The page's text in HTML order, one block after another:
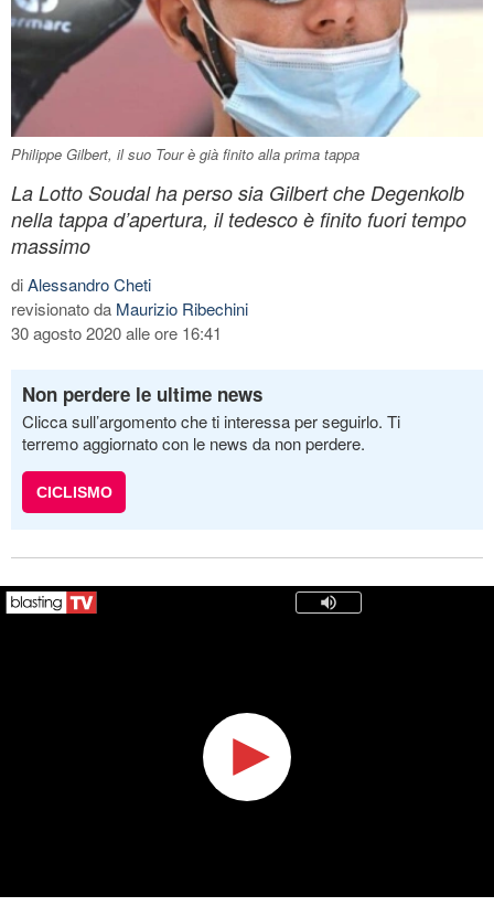
Philippe Gilbert, il suo Tour è già finito alla prima tappa
La Lotto Soudal ha perso sia Gilbert che Degenkolb
nella tappa d’apertura, il tedesco è finito fuori tempo
massimo
diAlessandro Cheti
revisionato da Maurizio Ribechini
30 agosto 2020 alle ore 16:41
Non perdere le ultime news
Clicca sull’argomento che ti interessa per seguirlo. Ti
terremo aggiornato con le news da non perdere.
CICLISMO